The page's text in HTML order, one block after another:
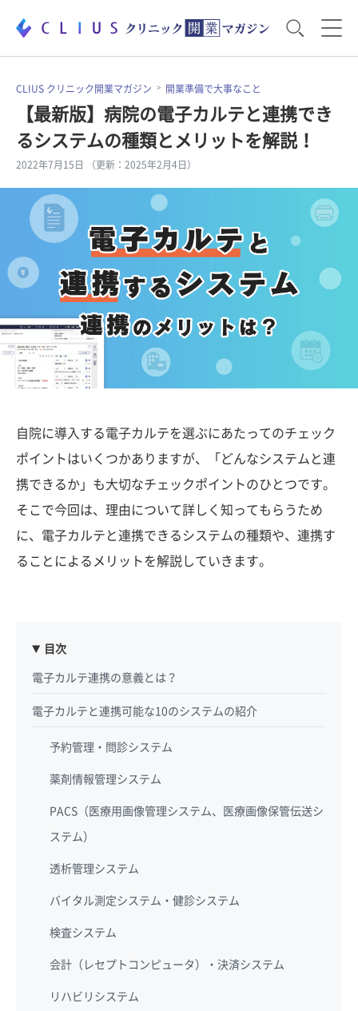
お役立ち資料 運営・経営のポイント
開業医のリアル 開業準備で大事なこと
電子カルテ・ICT
集患のコツ セミナー
CLIUS クリニック開業マガジン 開業準備で大事なこと
【最新版】病院の電子カルテと連携でき
るシステムの種類とメリットを解説！
2022年7月15日 （更新：2025年2月4日）
自院に導入する電子カルテを選ぶにあたってのチェック
ポイントはいくつかありますが、「どんなシステムと連
携できるか」も大切なチェックポイントのひとつです。
そこで今回は、理由について詳しく知ってもらうため
に、電子カルテと連携できるシステムの種類や、連携す
ることによるメリットを解説していきます。
目次
電子カルテ連携の意義とは？
電子カルテと連携可能な10のシステムの紹介
予約管理・問診システム
薬剤情報管理システム
PACS（医療用画像管理システム、医療画像保管伝送シ
ステム）
透析管理システム
バイタル測定システム・健診システム
検査システム
会計（レセプトコンピュータ）・決済システム
リハビリシステム